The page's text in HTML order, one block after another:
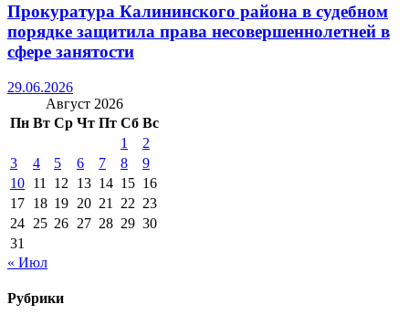
Прокуратура Калининского района в судебном
порядке защитила права несовершеннолетней в
сфере занятости
29.06.2026
Август 2026
Пн Вт Ср Чт Пт Сб Вс
1
2
3
4 5 6 7 8
9
10 11 12 13 14 15 16
17 18 19 20 21 22 23
24 25 26 27 28 29 30
31
« Июл
Рубрики